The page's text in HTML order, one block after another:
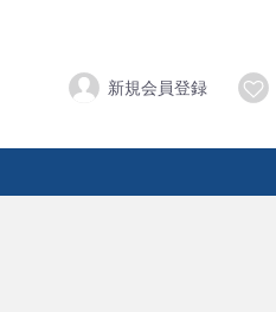
新規会員登録